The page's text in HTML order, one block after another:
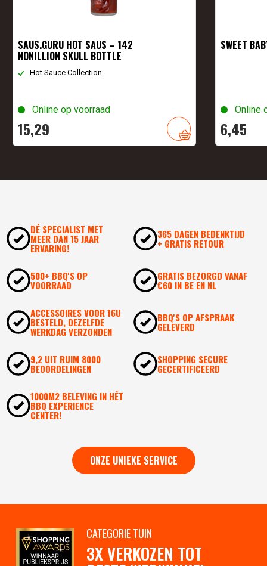
SAUS.GURU HOT SAUS – 142
NONILLION SKULL BOTTLE
Hot Sauce Collection
Online op voorraad
15,29
SWEET
Online
6,45
DÉ SPECIALIST MET
MEER DAN 15 JAAR
ERVARING!
365 DAGEN BEDENKTIJD
+ GRATIS RETOUR
500+ BBQ'S OP
VOORRAAD
GRATIS BEZORGD VANAF
€60 IN BE EN NL
ACCESSOIRES VOOR 16U
BESTELD, DEZELFDE
WERKDAG VERZONDEN
BBQ'S OP AFSPRAAK
GELEVERD
9,2 UIT RUIM 8000
BEOORDELINGEN
SHOPPING SECURE
GECERTIFICEERD
1000M2 BELEVING IN HÉT
BBQ EXPERIENCE
CENTER!
ONZE UNIEKE SERVICE
CATEGORIE TUIN
3X VERKOZEN TOT